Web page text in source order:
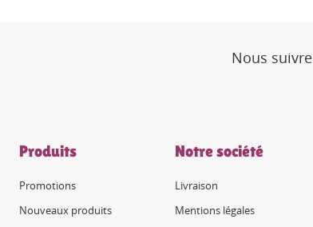
Nous suivre
Produits
Promotions
Nouveaux produits
Notre société
Livraison
Mentions légales